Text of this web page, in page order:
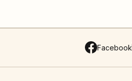
Facebook